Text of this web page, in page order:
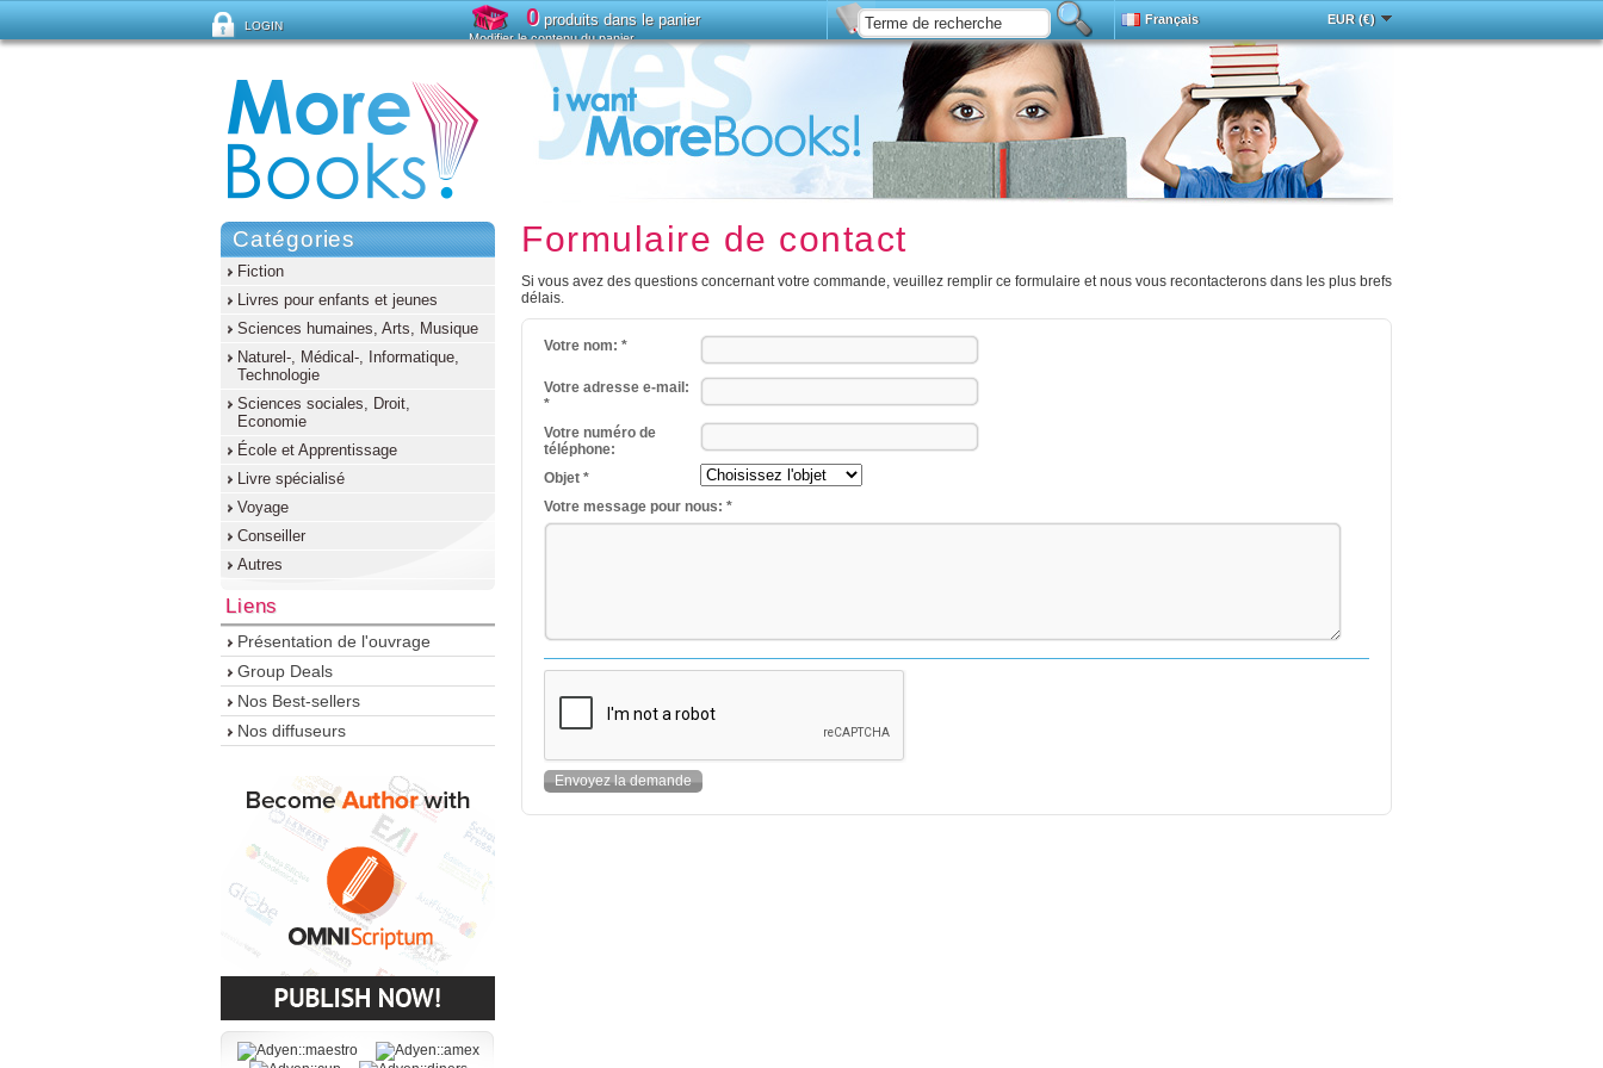
Formulaire de contact
Si vous avez des questions concernant votre commande, veuillez remplir ce formulaire et nous vous recontacterons dans les plus brefs
délais.
Votre nom: *
Votre adresse e-mail:
*
Votre numéro de
téléphone:
Objet *
Votre message pour nous: *
Catégories
Fiction
Livres pour enfants et jeunes
Sciences humaines, Arts, Musique
Naturel-, Médical-, Informatique,
Technologie
Sciences sociales, Droit,
Economie
École et Apprentissage
Livre spécialisé
Voyage
Conseiller
Autres
Liens
Présentation de l'ouvrage
Group Deals
Nos Best-sellers
Nos diffuseurs
LOGIN
Mot de passe oublié ?
0produits dans le panier
Modifier le contenu du panier
Installez
Recherche avancée
Français
Deutsch
English
Magyar
Italy
Português
Русский
Türkçe
EUR (€)